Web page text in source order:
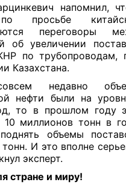
напомнил,
просьбе
переговоры
об увеличении
по трубопроводам,
Казахстана.
недавно
нефти были на
то в прошлом году
миллионов тонн в
поднять объемы
И это вполне
эксперт.
стране и миру!